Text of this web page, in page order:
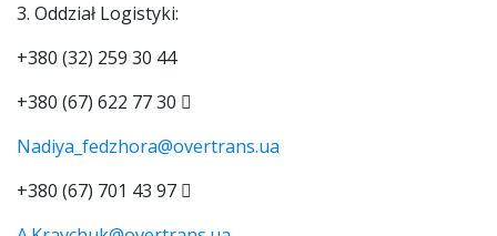
3. Oddział Logistyki:
+380 (32) 259 30 44
+380 (67) 622 77 30
Nadiya_fedzhora@overtrans.ua
+380 (67) 701 43 97